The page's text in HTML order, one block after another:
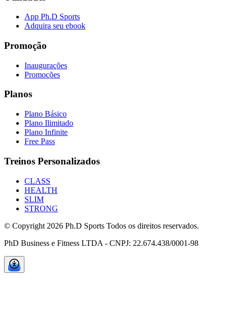
App Ph.D Sports
Adquira seu ebook
Promoção
Inaugurações
Promoções
Planos
Plano Básico
Plano Ilimitado
Plano Infinite
Free Pass
Treinos Personalizados
CLASS
HEALTH
SLIM
STRONG
© Copyright 2026 Ph.D Sports Todos os direitos reservados.
PhD Business e Fitness LTDA - CNPJ: 22.674.438/0001-98